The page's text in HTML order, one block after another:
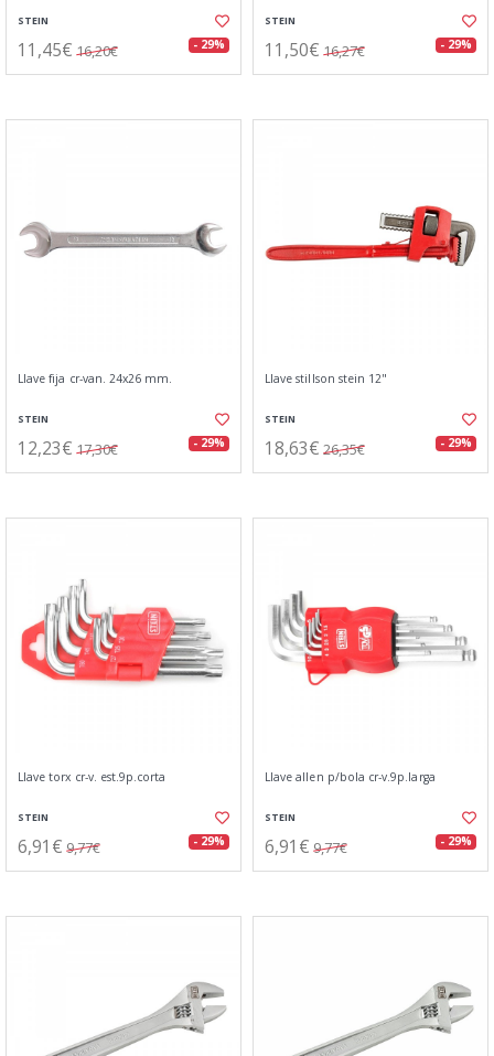
STEIN
11,45€ 16,20€ - 29%
STEIN
11,50€ 16,27€ - 29%
Llave fija cr-van. 24x26 mm.
STEIN
12,23€ 17,30€ - 29%
Llave stillson stein 12"
STEIN
18,63€ 26,35€ - 29%
Llave torx cr-v. est.9p.corta
STEIN
6,91€ 9,77€ - 29%
Llave allen p/bola cr-v.9p.larga
STEIN
6,91€ 9,77€ - 29%